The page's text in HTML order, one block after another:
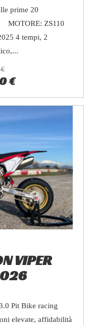
prime 20
ZS110
4 tempi, 2
€
VIPER
Pit Bike racing
elevate, affidabilità